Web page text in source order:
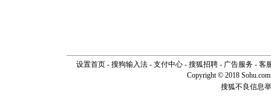
设置首页- 搜狗输入法- 支付中心- 搜狐招聘- 广告服务- 客
Copyright © 2018
搜狐不良信息